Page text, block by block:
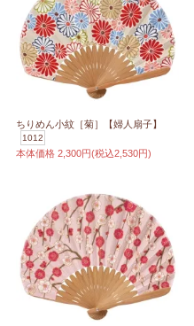
ちりめん小紋［菊］【婦人扇子】
1012
本体価格 2,300円(税込2,530円)